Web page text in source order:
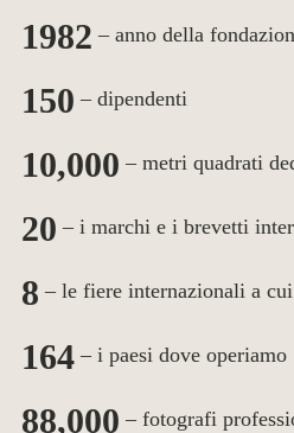
1982 – anno della
150 – dipendenti
10,000 – metri quadrati
20 – i marchi e i brevetti
8 – le fiere internazionali a
164 – i paesi dove operiamo
88,000 – fotografi